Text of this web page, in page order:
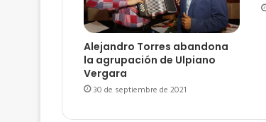
Alejandro Torres abandona
la agrupación de Ulpiano
Vergara
30 de septiembre de 2021